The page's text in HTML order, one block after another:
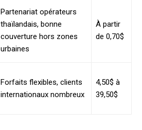
Partenariat opérateurs
thaïlandais, bonne
couverture hors zones
urbaines
À partir
de 0,70$
Forfaits flexibles, clients
internationaux nombreux
4,50$ à
39,50$